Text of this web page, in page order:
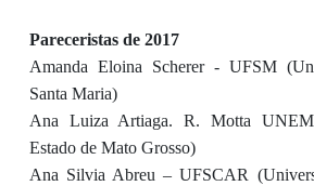
Pareceristas de 2017
Amanda Eloina Scherer - UFSM
Santa Maria)
Ana Luiza Artiaga. R. Motta
Estado de Mato Grosso)
Ana Silvia Abreu – UFSCAR